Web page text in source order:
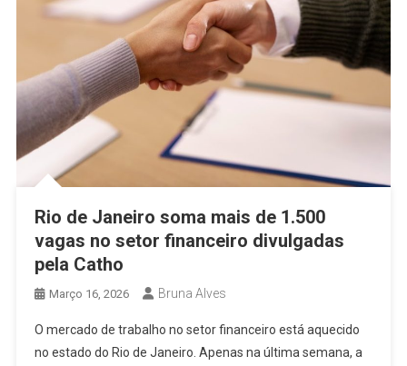
Rio de Janeiro soma mais de 1.500
vagas no setor financeiro divulgadas
pela Catho
Março 16, 2026 Bruna Alves
O mercado de trabalho no setor financeiro está aquecido
no estado do Rio de Janeiro. Apenas na última semana, a